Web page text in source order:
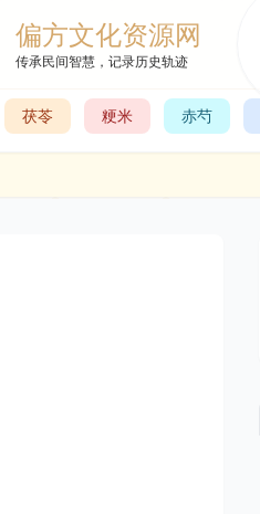
偏方文化资源网
传承民间智慧，记录历史轨迹
茯苓 粳米 赤芍